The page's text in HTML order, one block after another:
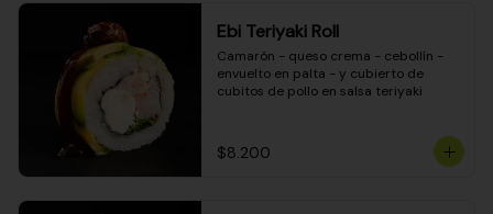
Ebi Teriyaki Roll
Camarón - queso crema - cebollín -
envuelto en palta - y cubierto de
cubitos de pollo en salsa teriyaki
$8.200